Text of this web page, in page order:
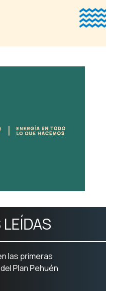
las primeras
Plan Pehuén